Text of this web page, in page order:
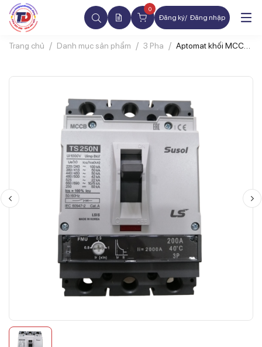
0
Đăng ký Đăng nhập
Trang chủ Danh mục sản phẩm 3 Pha
Aptomat khối MCCB